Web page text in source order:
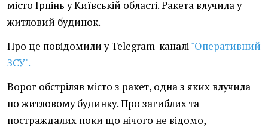
місто Ірпінь у Київській області. Ракета влучила у
житловий будинок.
Про це повідомили у Telegram-каналі"Оперативний
ЗСУ".
Ворог обстріляв місто з ракет, одна з яких влучила
по житловому будинку. Про загиблих та
постраждалих поки що нічого не відомо,